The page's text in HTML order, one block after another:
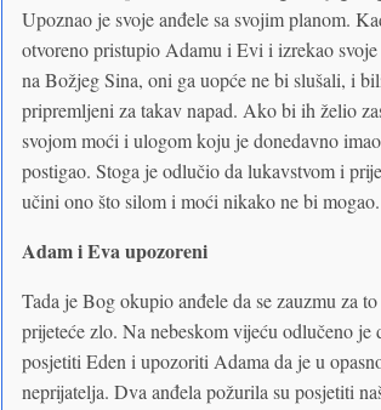
Upoznao je svoje anđele sa svojim planom.
otvoreno pristupio Adamu i Evi i izrekao
na Božjeg Sina, oni ga uopće ne bi slušali, i
pripremljeni za takav napad. Ako bi ih želio
svojom moći i ulogom koju je donedavno
postigao. Stoga je odlučio da lukavstvom i
učini ono što silom i moći nikako ne bi mogao.
Adam i Eva upozoreni
Tada je Bog okupio anđele da se zauzmu za
prijeteće zlo. Na nebeskom vijeću odlučeno je
posjetiti Eden i upozoriti Adama da je u
neprijatelja. Dva anđela požurila su posjetiti